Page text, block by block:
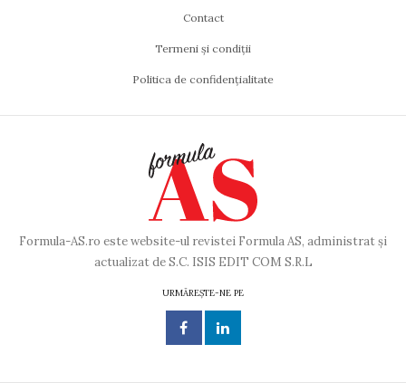
Contact
Termeni și condiții
Politica de confidențialitate
Formula-AS.ro este website-ul revistei Formula AS, administrat și
actualizat de S.C. ISIS EDIT COM S.R.L
URMĂREȘTE-NE PE